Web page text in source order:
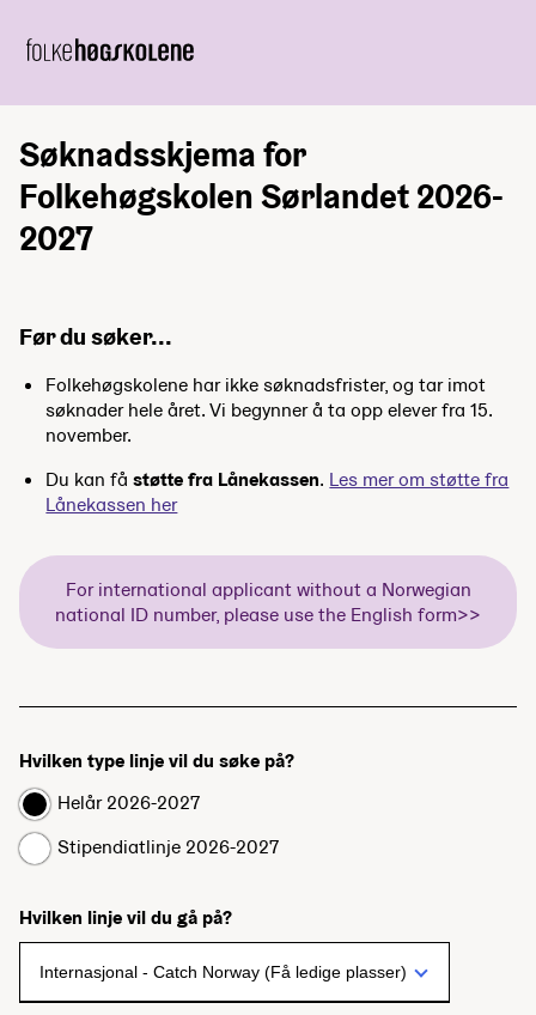
Søknadsskjema for
Folkehøgskolen Sørlandet 2026-
2027
Før du søker...
Folkehøgskolene har ikke søknadsfrister, og tar imot
søknader hele året. Vi begynner å ta opp elever fra 15.
november.
Du kan fåstøtte fra Lånekassen. Les mer om støtte fra
Lånekassen her
For international applicant without a Norwegian
national ID number, please use the English form>>
Hvilken type linje vil du søke på?
Helår 2026-2027
Stipendiatlinje 2026-2027
Hvilken linje vil du gå på?